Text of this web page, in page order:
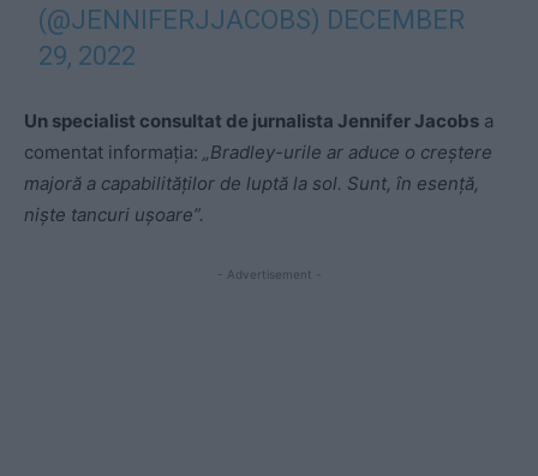
(@JENNIFERJJACOBS) DECEMBER
29, 2022
Un specialist consultat de jurnalista Jennifer Jacobs a
comentat informația: „Bradley-urile ar aduce o creștere
majoră a capabilităților de luptă la sol. Sunt, în esență,
niște tancuri ușoare”.
- Advertisement -